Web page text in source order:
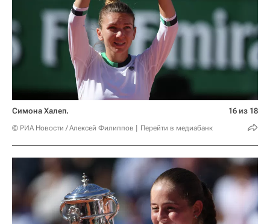
Симона Халеп.
© РИА Новости / Алексей Филиппов Перейти в медиабанк
16 из 18